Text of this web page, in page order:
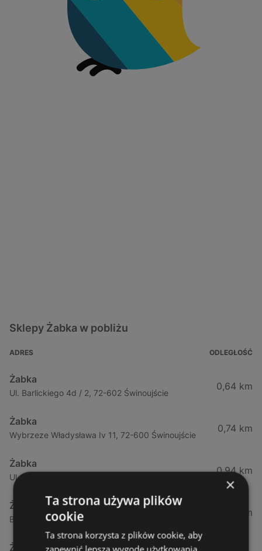
Sklepy Żabka w pobliżu
ADRES ODLEGŁOŚĆ
Żabka
Ul. Barlickiego 4d / 2, 72-602 Świnoujście
0,64 km
Żabka
Wybrzeze Władysława Iv 11, 72-600 Świnoujście
0,74 km
Żabka
Ul. Bohaterów Września 49, 72-600 Świnoujście
0,94 km
Żabka
Bohaterów Września 52, 72-600 Świnoujście
1,02 km
Żabka
×
Ta strona używa plików
cookie
Ta strona korzysta z plików cookie, aby